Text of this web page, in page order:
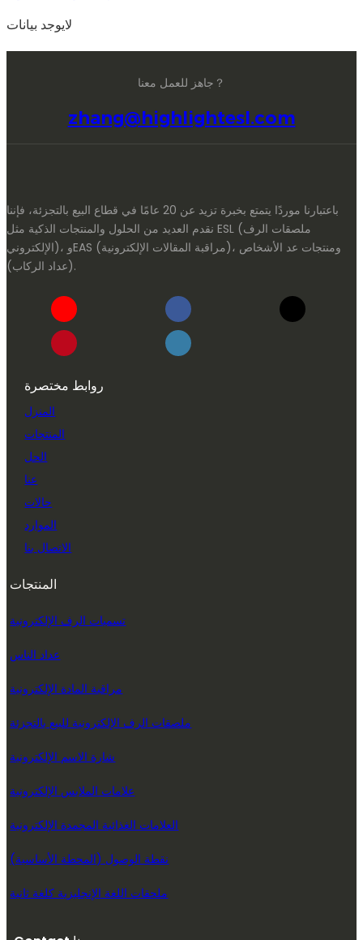
لايوجد بيانات
جاهز للعمل معنا？
zhang@highlightesl.com
باعتبارنا موردًا يتمتع بخبرة تزيد عن 20 عامًا في قطاع البيع بالتجزئة، فإننا
نقدم العديد من الحلول والمنتجات الذكية مثل ESL (ملصقات الرف
الإلكتروني)، وEAS (مراقبة المقالات الإلكترونية)، ومنتجات عد الأشخاص
(عداد الركاب).
روابط مختصرة
المنزل
المنتجات
الحل
عنا
حالات
الموارد
الاتصال بنا
المنتجات
تسميات الرف الإلكترونية
عداد الناس
مراقبة المادة الإلكترونية
ملصقات الرف الإلكترونية للبيع بالتجزئة
شارة الاسم الإلكترونية
علامات الملابس الإلكترونية
العلامات الغذائية المجمدة الإلكترونية
نقطة الوصول (المحطة الأساسية)
ملحقات اللغة الإنجليزية كلغة ثانية